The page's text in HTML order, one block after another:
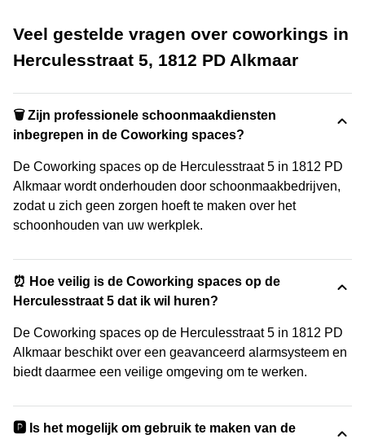
Veel gestelde vragen over coworkings in
Herculesstraat 5, 1812 PD Alkmaar
🗑 Zijn professionele schoonmaakdiensten
inbegrepen in de Coworking spaces?
De Coworking spaces op de Herculesstraat 5 in 1812 PD
Alkmaar wordt onderhouden door schoonmaakbedrijven,
zodat u zich geen zorgen hoeft te maken over het
schoonhouden van uw werkplek.
⏰ Hoe veilig is de Coworking spaces op de
Herculesstraat 5 dat ik wil huren?
De Coworking spaces op de Herculesstraat 5 in 1812 PD
Alkmaar beschikt over een geavanceerd alarmsysteem en
biedt daarmee een veilige omgeving om te werken.
🅿️ Is het mogelijk om gebruik te maken van de